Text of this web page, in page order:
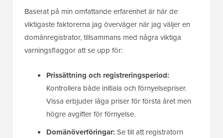
Baserat på min omfattande erfarenhet är här de
viktigaste faktorerna jag överväger när jag väljer en
domänregistrator, tillsammans med några viktiga
varningsflaggor att se upp för:
Prissättning och registreringsperiod:
Kontrollera både initiala och förnyelsepriser.
Vissa erbjuder låga priser för första året men
högre avgifter för förnyelse.
Domänöverföringar: Se till att registratorn